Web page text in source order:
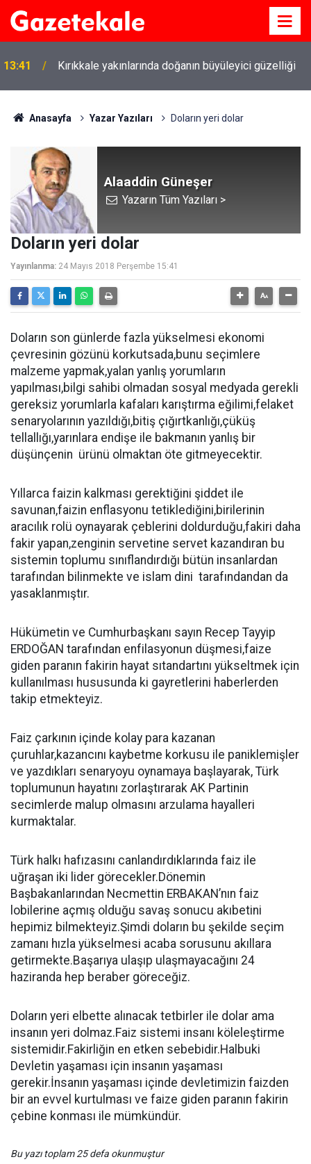
13:41 Kırıkkale yakınlarında doğanın büyüleyici güzelliği
Anasayfa Yazar Yazıları Doların yeri dolar
Alaaddin Güneşer
Yazarın Tüm Yazıları >
Doların yeri dolar
Yayınlanma: 24 Mayıs 2018 Perşembe 15:41
Doların son günlerde fazla yükselmesi ekonomi
çevresinin gözünü korkutsada,bunu seçimlere
malzeme yapmak,yalan yanlış yorumların
yapılması,bilgi sahibi olmadan sosyal medyada gerekli
gereksiz yorumlarla kafaları karıştırma eğilimi,felaket
senaryolarının yazıldığı,bitiş çığırtkanlığı,çüküş
tellallığı,yarınlara endişe ile bakmanın yanlış bir
düşünçenin ürünü olmaktan öte gitmeyecektir.
Yıllarca faizin kalkması gerektiğini şiddet ile
savunan,faizin enflasyonu tetiklediğini,birilerinin
aracılık rolü oynayarak çeblerini doldurduğu,fakiri daha
fakir yapan,zenginin servetine servet kazandıran bu
sistemin toplumu sınıflandırdığı bütün insanlardan
tarafından bilinmekte ve islam dini tarafındandan da
yasaklanmıştır.
Hükümetin ve Cumhurbaşkanı sayın Recep Tayyip
ERDOĞAN tarafından enfilasyonun düşmesi,faize
giden paranın fakirin hayat sıtandartını yükseltmek için
kullanılması hususunda ki gayretlerini haberlerden
takip etmekteyiz.
Faiz çarkının içinde kolay para kazanan
çuruhlar,kazancını kaybetme korkusu ile paniklemişler
ve yazdıkları senaryoyu oynamaya başlayarak, Türk
toplumunun hayatını zorlaştırarak AK Partinin
secimlerde malup olmasını arzulama hayalleri
kurmaktalar.
Türk halkı hafızasını canlandırdıklarında faiz ile
uğraşan iki lider görecekler.Dönemin
Başbakanlarından Necmettin ERBAKAN’nın faiz
lobilerine açmış olduğu savaş sonucu akıbetini
hepimiz bilmekteyiz.Şimdi doların bu şekilde seçim
zamanı hızla yükselmesi acaba sorusunu akıllara
getirmekte.Başarıya ulaşıp ulaşmayacağını 24
haziranda hep beraber göreceğiz.
Doların yeri elbette alınacak tetbirler ile dolar ama
insanın yeri dolmaz.Faiz sistemi insanı köleleştirme
sistemidir.Fakirliğin en etken sebebidir.Halbuki
Devletin yaşaması için insanın yaşaması
gerekir.İnsanın yaşaması içinde devletimizin faizden
bir an evvel kurtulması ve faize giden paranın fakirin
çebine konması ile mümkündür.
Bu yazı toplam 25 defa okunmuştur